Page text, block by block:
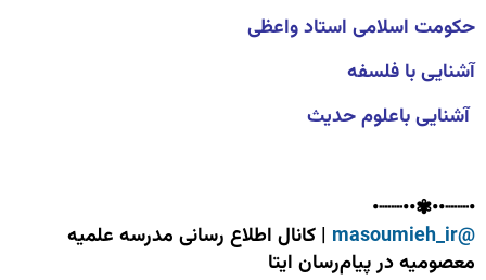
حکومت اسلامی استاد واعظی
آشنایی با فلسفه
آشنایی باعلوم حدیث
•┈┈••✾••┈┈•
@masoumieh_ir
| کانال اطلاع رسانی مدرسه علمیه
معصومیه در پیام‌رسان ایتا